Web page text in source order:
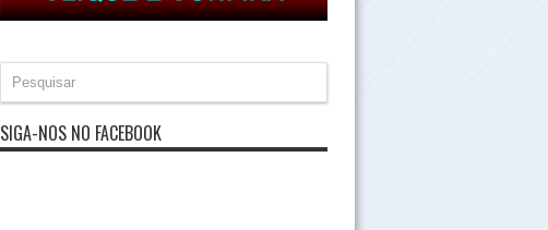
SIGA-NOS NO FACEBOOK